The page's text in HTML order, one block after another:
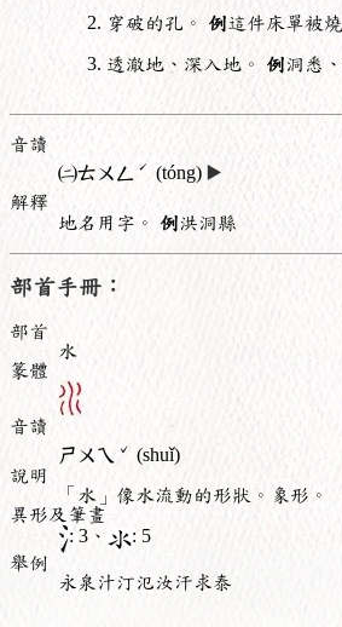
穿破的孔。 例這件床單被
透澈地、深入地。 例洞悉
音讀
㈡ㄊㄨㄥ ˊ (tóng) ▶️
解釋
地名用字。 例洪洞縣
部首手冊：
部首
水
篆體
音讀
ㄕㄨㄟ ˇ (shuǐ)
說明
「水」像水流動的形狀。象形。
異形及筆畫
: 3、
: 5
舉例
永泉汁汀氾汝汗求泰